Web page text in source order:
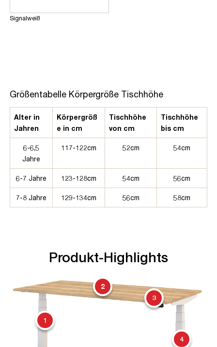
Signalweiß
Größentabelle Körpergröße Tischhöhe
Alter in
Jahren
Körpergröß
e in cm
Tischhöhe
von cm
Tischhöhe
bis cm
6-6,5
Jahre
117-122cm 52cm 54cm
6-7 Jahre 123-128cm 54cm 56cm
7-8 Jahre 129-134cm 56cm 58cm
Produkt-Highlights
1
2
3
4